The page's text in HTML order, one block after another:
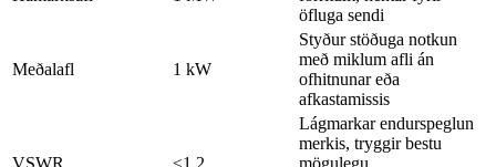
öfluga sendi
Meðalafl 1 kW
Styður stöðuga notkun
með miklum afli án
ofhitnunar eða
afkastamissis
VSWR ≤1,2
Lágmarkar endurspeglun
merkis, tryggir bestu
mögulegu